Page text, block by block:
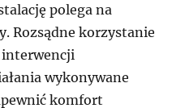
polega na
Rozsądne korzystanie
interwencji
wykonywane
komfort